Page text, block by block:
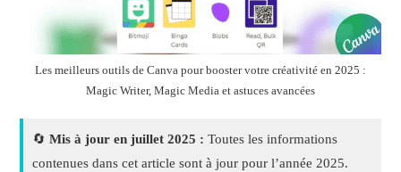
Les meilleurs outils de Canva pour booster votre créativité en 2025 :
Magic Writer, Magic Media et astuces avancées
🔄Mis à jour en juillet 2025 : Toutes les informations
contenues dans cet article sont à jour pour l’année 2025.